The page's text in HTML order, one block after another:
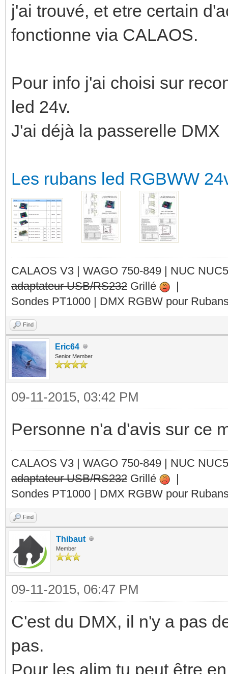
j'ai trouvé, et etre certain
fonctionne via CALAOS.
Pour info j'ai choisi sur
led 24v.
J'ai déjà la passerelle DMX
Les rubans led RGBWW
CALAOS V3 | WAGO 750-849 | NUC
adaptateur USB/RS232 Grillé
|
Sondes PT1000 | DMX RGBW pour
Find
Eric64
Senior Member
09-11-2015, 03:42 PM
Personne n'a d'avis sur ce
CALAOS V3 | WAGO 750-849 | NUC
adaptateur USB/RS232 Grillé
|
Sondes PT1000 | DMX RGBW pour
Find
Thibaut
Member
09-11-2015, 06:47 PM
C'est du DMX, il n'y a pas
pas.
Pour les alim tu peut être